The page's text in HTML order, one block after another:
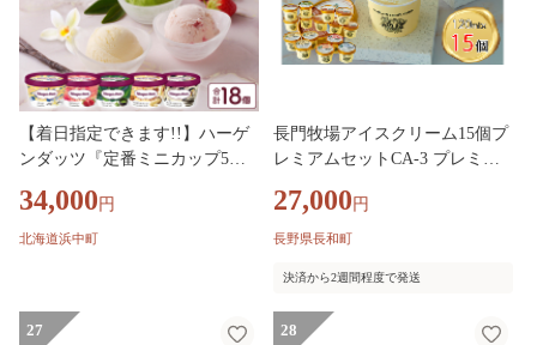
【着日指定できます!!】ハーゲ
ンダッツ『定番ミニカップ5種
ーム アイス スイーツ デザート
_H0016-127
34,000 円
北海道浜中町
長門牧場アイスクリーム15個プ
レミアムセットCA-3 プレミア
ー」＋6種のフレーバー詰め合
わせ (バニラ、チョコレート、
んず) スイーツ 濃厚ミルク 生乳
国産 ギフト 長野県 お中元 お歳
暮 クリスマス
27,000 円
長野県長和町
決済から2週間程度で発送
27 28